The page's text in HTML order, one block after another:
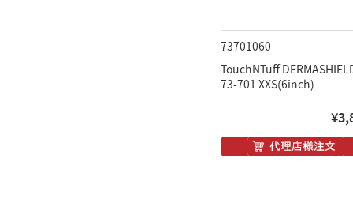
73701060
TouchNTuff
73-701 XXS(6inch)